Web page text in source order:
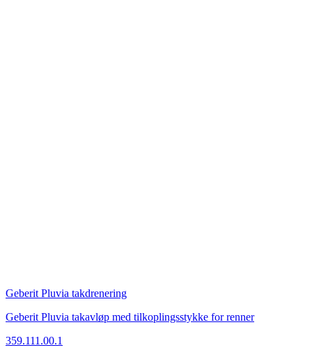
Geberit Pluvia takdrenering
Geberit Pluvia takavløp med tilkoplingsstykke for renner
359.111.00.1